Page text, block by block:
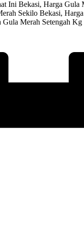
Ini Bekasi, Harga Gula
Sekilo Bekasi,
Gula Merah Setengah